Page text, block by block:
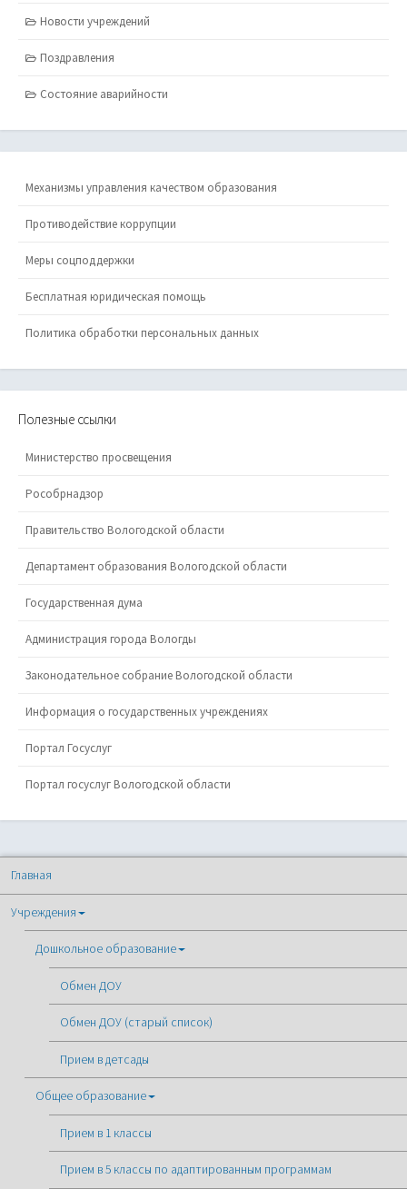
Новости учреждений
Поздравления
Состояние аварийности
Механизмы управления качеством образования
Противодействие коррупции
Меры соцподдержки
Бесплатная юридическая помощь
Политика обработки персональных данных
Полезные ссылки
Министерство просвещения
Рособрнадзор
Правительство Вологодской области
Департамент образования Вологодской области
Государственная дума
Администрация города Вологды
Законодательное собрание Вологодской области
Информация о государственных учреждениях
Портал Госуслуг
Портал госуслуг Вологодской области
Главная
Учреждения
Дошкольное образование
Обмен ДОУ
Обмен ДОУ (старый список)
Прием в детсады
Общее образование
Прием в 1 классы
Прием в 5 классы по адаптированным программам